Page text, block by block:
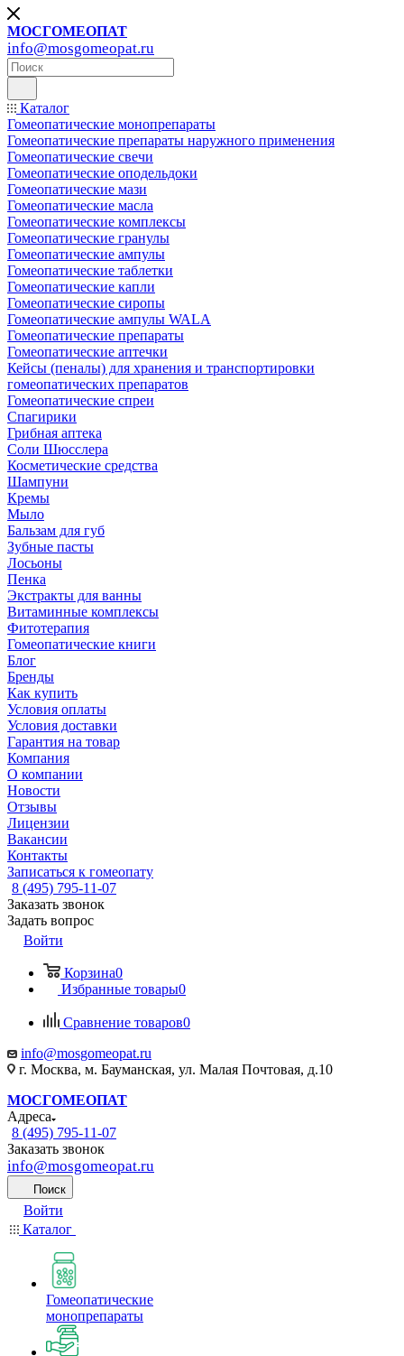
МОСГОМЕОПАТ
info@mosgomeopat.ru
Каталог
Гомеопатические монопрепараты
Гомеопатические препараты наружного применения
Гомеопатические свечи
Гомеопатические оподельдоки
Гомеопатические мази
Гомеопатические масла
Гомеопатические комплексы
Гомеопатические гранулы
Гомеопатические ампулы
Гомеопатические таблетки
Гомеопатические капли
Гомеопатические сиропы
Гомеопатические ампулы WALA
Гомеопатические препараты
Гомеопатические аптечки
Кейсы (пеналы) для хранения и транспортировки
гомеопатических препаратов
Гомеопатические спреи
Спагирики
Грибная аптека
Соли Шюсслера
Косметические средства
Шампуни
Кремы
Мыло
Бальзам для губ
Зубные пасты
Лосьоны
Пенка
Экстракты для ванны
Витаминные комплексы
Фитотерапия
Гомеопатические книги
Блог
Бренды
Как купить
Условия оплаты
Условия доставки
Гарантия на товар
Компания
О компании
Новости
Отзывы
Лицензии
Вакансии
Контакты
Записаться к гомеопату
8 (495) 795-11-07
Заказать звонок
Задать вопрос
Войти
Корзина0
Избранные товары0
Сравнение товаров0
info@mosgomeopat.ru
г. Москва, м. Бауманская, ул. Малая Почтовая, д.10
МОСГОМЕОПАТ
Адреса
8 (495) 795-11-07
Заказать звонок
info@mosgomeopat.ru
Поиск
Войти
Каталог
Гомеопатические
монопрепараты